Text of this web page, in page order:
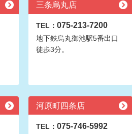
三条烏丸店
TEL： 075-213-7200
地下鉄烏丸御池駅5番出口
徒歩3分。
河原町四条店
TEL： 075-746-5992